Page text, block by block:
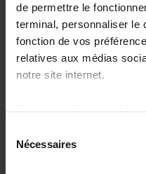
de permettre le
terminal, personnaliser le
fonction de vos
relatives aux médias
notre site internet.
à l’exception des cookies
fonctionnement du site.
Nécessaires
Partie 1 – 9h30 à 10h30
Organisée par la House
avec In4Green
Sustainability pour